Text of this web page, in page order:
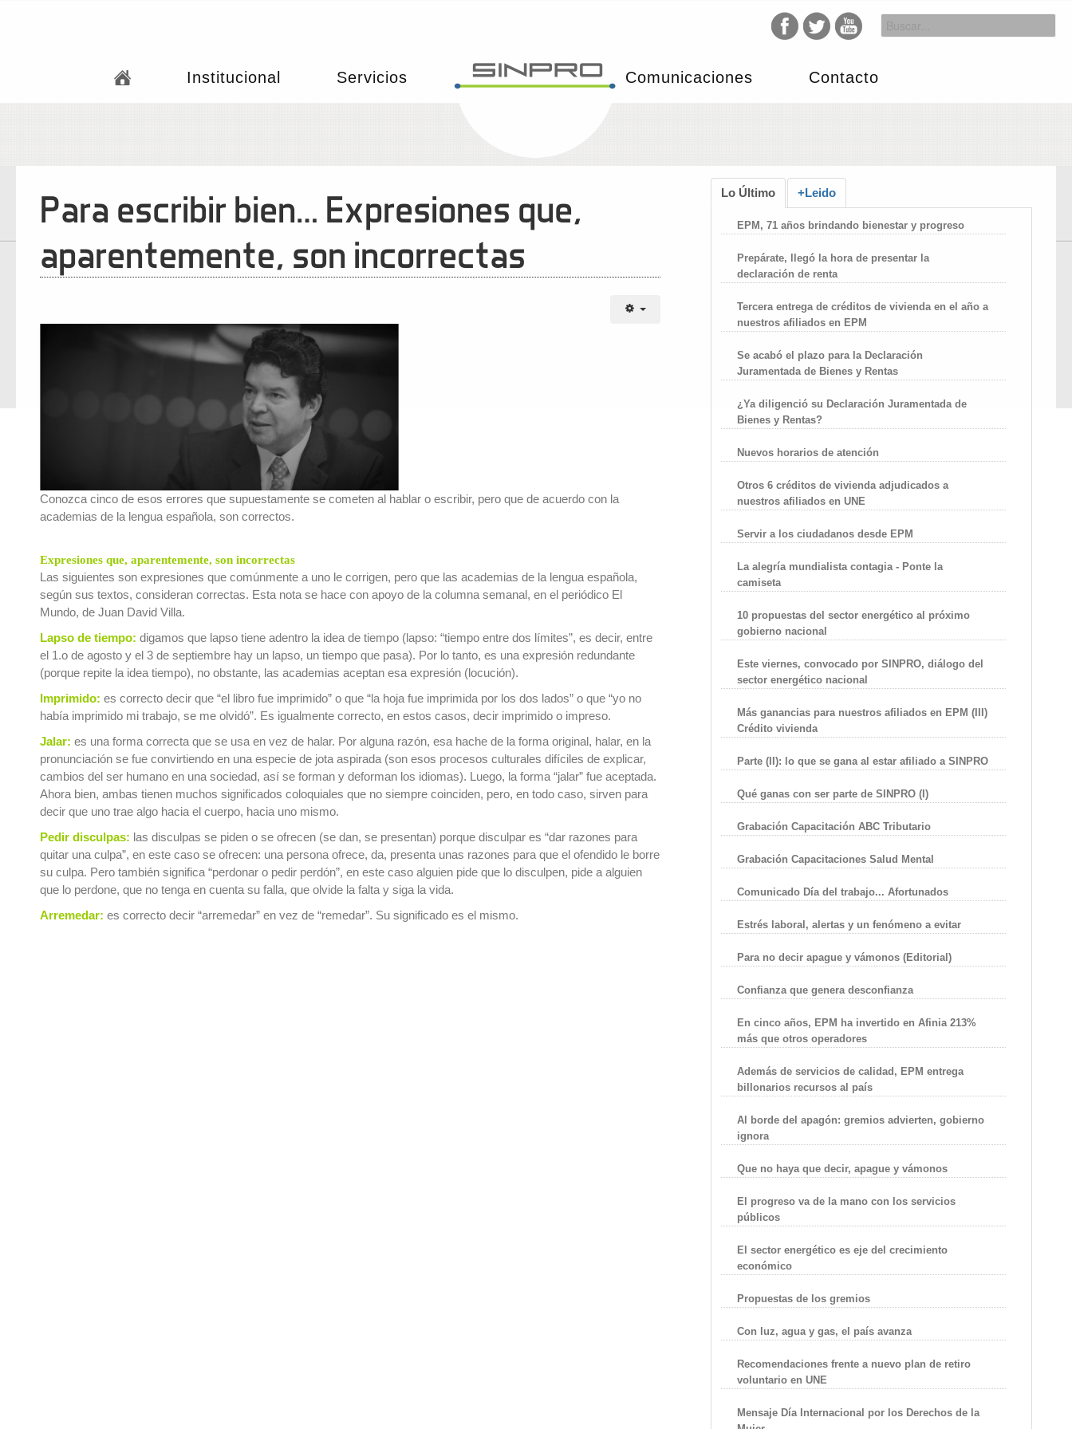
Institucional Servicios Comunicaciones Contacto
Para escribir bien… Expresiones que,
aparentemente, son incorrectas
Conozca cinco de esos errores que supuestamente se cometen al hablar o escribir, pero que de acuerdo con la
academias de la lengua española, son correctos.
Expresiones que, aparentemente, son incorrectas
Las siguientes son expresiones que comúnmente a uno le corrigen, pero que las academias de la lengua española,
según sus textos, consideran correctas. Esta nota se hace con apoyo de la columna semanal, en el periódico El
Mundo, de Juan David Villa.
Lapso de tiempo: digamos que lapso tiene adentro la idea de tiempo (lapso: “tiempo entre dos límites”, es decir, entre
el 1.o de agosto y el 3 de septiembre hay un lapso, un tiempo que pasa). Por lo tanto, es una expresión redundante
(porque repite la idea tiempo), no obstante, las academias aceptan esa expresión (locución).
Imprimido: es correcto decir que “el libro fue imprimido” o que “la hoja fue imprimida por los dos lados” o que “yo no
había imprimido mi trabajo, se me olvidó”. Es igualmente correcto, en estos casos, decir imprimido o impreso.
Jalar: es una forma correcta que se usa en vez de halar. Por alguna razón, esa hache de la forma original, halar, en la
pronunciación se fue convirtiendo en una especie de jota aspirada (son esos procesos culturales difíciles de explicar,
cambios del ser humano en una sociedad, así se forman y deforman los idiomas). Luego, la forma “jalar” fue aceptada.
Ahora bien, ambas tienen muchos significados coloquiales que no siempre coinciden, pero, en todo caso, sirven para
decir que uno trae algo hacia el cuerpo, hacia uno mismo.
Pedir disculpas: las disculpas se piden o se ofrecen (se dan, se presentan) porque disculpar es “dar razones para
quitar una culpa”, en este caso se ofrecen: una persona ofrece, da, presenta unas razones para que el ofendido le borre
su culpa. Pero también significa “perdonar o pedir perdón”, en este caso alguien pide que lo disculpen, pide a alguien
que lo perdone, que no tenga en cuenta su falla, que olvide la falta y siga la vida.
Arremedar: es correcto decir “arremedar” en vez de “remedar”. Su significado es el mismo.
Lo Último +Leido
EPM, 71 años brindando bienestar y progreso
Prepárate, llegó la hora de presentar la
declaración de renta
Tercera entrega de créditos de vivienda en el año a
nuestros afiliados en EPM
Se acabó el plazo para la Declaración
Juramentada de Bienes y Rentas
¿Ya diligenció su Declaración Juramentada de
Bienes y Rentas?
Nuevos horarios de atención
Otros 6 créditos de vivienda adjudicados a
nuestros afiliados en UNE
Servir a los ciudadanos desde EPM
La alegría mundialista contagia - Ponte la
camiseta
10 propuestas del sector energético al próximo
gobierno nacional
Este viernes, convocado por SINPRO, diálogo del
sector energético nacional
Más ganancias para nuestros afiliados en EPM (III)
Crédito vivienda
Parte (II): lo que se gana al estar afiliado a SINPRO
Qué ganas con ser parte de SINPRO (I)
Grabación Capacitación ABC Tributario
Grabación Capacitaciones Salud Mental
Comunicado Día del trabajo... Afortunados
Estrés laboral, alertas y un fenómeno a evitar
Para no decir apague y vámonos (Editorial)
Confianza que genera desconfianza
En cinco años, EPM ha invertido en Afinia 213%
más que otros operadores
Además de servicios de calidad, EPM entrega
billonarios recursos al país
Al borde del apagón: gremios advierten, gobierno
ignora
Que no haya que decir, apague y vámonos
El progreso va de la mano con los servicios
públicos
El sector energético es eje del crecimiento
económico
Propuestas de los gremios
Con luz, agua y gas, el país avanza
Recomendaciones frente a nuevo plan de retiro
voluntario en UNE
Mensaje Día Internacional por los Derechos de la